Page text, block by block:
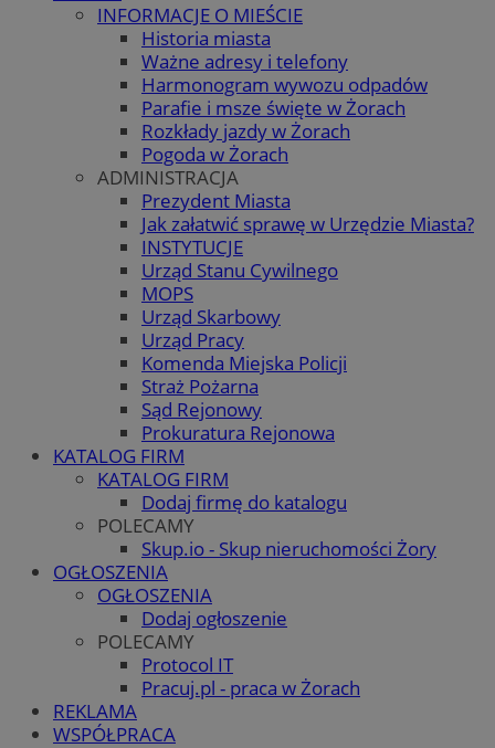
INFORMACJE O MIEŚCIE
Historia miasta
Ważne adresy i telefony
Harmonogram wywozu odpadów
Parafie i msze święte w Żorach
Rozkłady jazdy w Żorach
Pogoda w Żorach
ADMINISTRACJA
Prezydent Miasta
Jak załatwić sprawę w Urzędzie Miasta?
INSTYTUCJE
Urząd Stanu Cywilnego
MOPS
Urząd Skarbowy
Urząd Pracy
Komenda Miejska Policji
Straż Pożarna
Sąd Rejonowy
Prokuratura Rejonowa
KATALOG FIRM
KATALOG FIRM
Dodaj firmę do katalogu
POLECAMY
Skup.io - Skup nieruchomości Żory
OGŁOSZENIA
OGŁOSZENIA
Dodaj ogłoszenie
POLECAMY
Protocol IT
Pracuj.pl - praca w Żorach
REKLAMA
WSPÓŁPRACA